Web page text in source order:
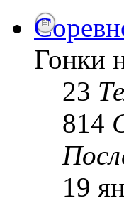
Гонки
23
814
19